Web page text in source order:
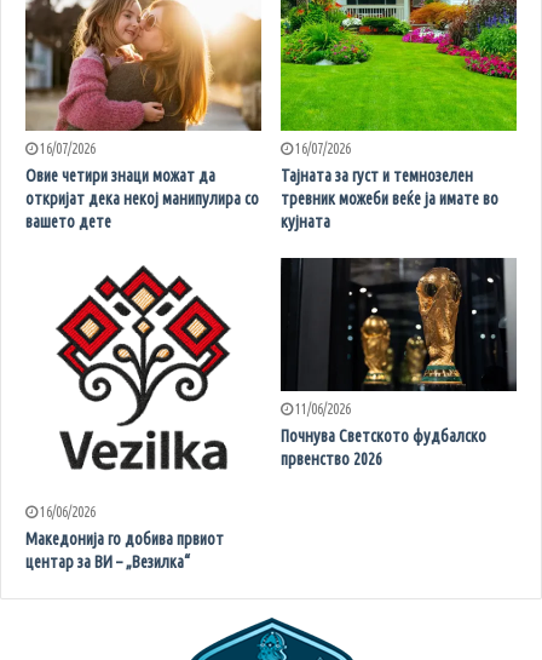
16/07/2026
Овие четири знаци можат да
откријат дека некој манипулира со
вашето дете
16/07/2026
Тајната за густ и темнозелен
тревник можеби веќе ја имате во
кујната
16/06/2026
Македонија го добива првиот
центар за ВИ – „Везилка“
11/06/2026
Почнува Светското фудбалско
првенство 2026